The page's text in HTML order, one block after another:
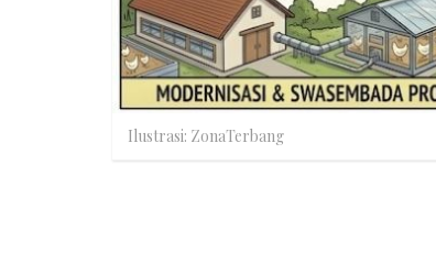
Ilustrasi: ZonaTerbang